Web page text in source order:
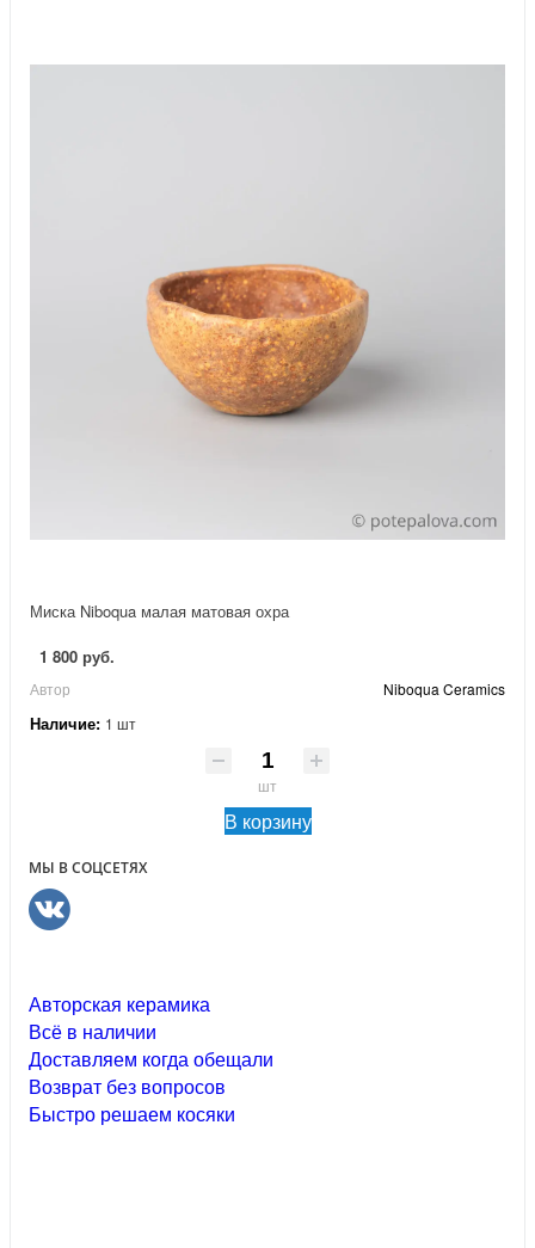
Миска Niboqua малая матовая охра
1 800 руб.
Автор Niboqua Ceramics
Наличие: 1 шт
шт
В корзину
МЫ В СОЦСЕТЯХ
Авторская керамика
Всё в наличии
Доставляем когда обещали
Возврат без вопросов
Быстро решаем косяки